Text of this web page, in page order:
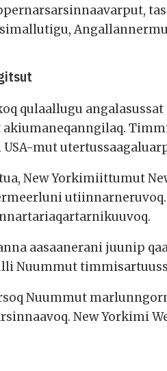
qulaallugu
mut
New Yorkimiittumut
aasaanerani juunip
Nuummut
Nuummut
New Yorkimi